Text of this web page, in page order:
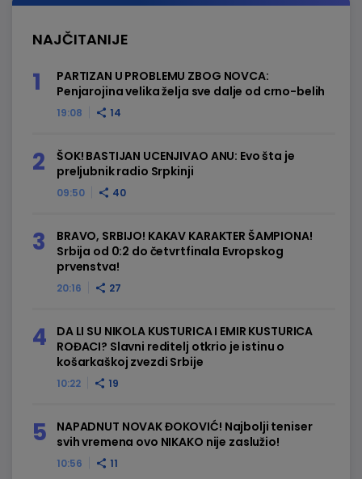
NAJČITANIJE
19:08 14
PARTIZAN U PROBLEMU ZBOG NOVCA:
Penjarojina velika želja sve dalje od crno-belih
09:50 40
ŠOK! BASTIJAN UCENJIVAO ANU: Evo šta je
preljubnik radio Srpkinji
20:16 27
BRAVO, SRBIJO! KAKAV KARAKTER ŠAMPIONA!
Srbija od 0:2 do četvrtfinala Evropskog
prvenstva!
10:22 19
DA LI SU NIKOLA KUSTURICA I EMIR KUSTURICA
ROĐACI? Slavni reditelj otkrio je istinu o
košarkaškoj zvezdi Srbije
10:56 11
NAPADNUT NOVAK ĐOKOVIĆ! Najbolji teniser
svih vremena ovo NIKAKO nije zaslužio!